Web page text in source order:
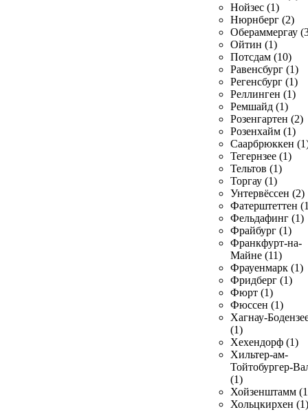
Нойзес (1)
Нюрнберг (2)
Обераммергау
Ойтин (1)
Потсдам (10)
Равенсбург (1)
Регенсбург (1)
Реллинген (1)
Ремшайд (1)
Розенгартен (2)
Розенхайм (1)
Саарбрюккен
Тегернзее (1)
Тельтов (1)
Торгау (1)
Унтервёссен (2)
Фатерштеттен
Фельдафинг (1)
Фрайбург (1)
Франкфурт-на-
Майне (11)
Фрауенмарк (1)
Фридберг (1)
Фюрт (1)
Фюссен (1)
Хагнау-
(1)
Хехендорф (1)
Хильтер-ам-
Тойтобургер-
(1)
Хойзенштамм
Хольцкирхен (1)